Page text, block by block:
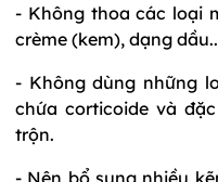
- Không thoa các loại
crème (kem), dạng
- Không dùng những
chứa corticoide và
trộn.
- Nên bổ sung nhiều